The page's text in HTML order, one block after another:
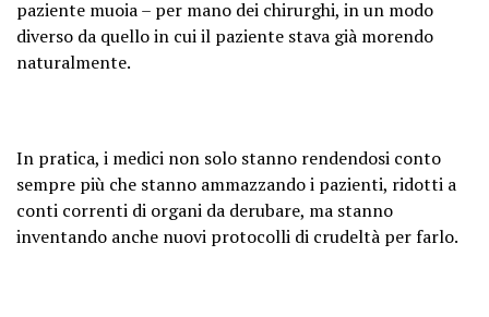
paziente muoia – per mano dei chirurghi, in un modo
diverso da quello in cui il paziente stava già morendo
naturalmente.
In pratica, i medici non solo stanno rendendosi conto
sempre più che stanno ammazzando i pazienti, ridotti a
conti correnti di organi da derubare, ma stanno
inventando anche nuovi protocolli di crudeltà per farlo.